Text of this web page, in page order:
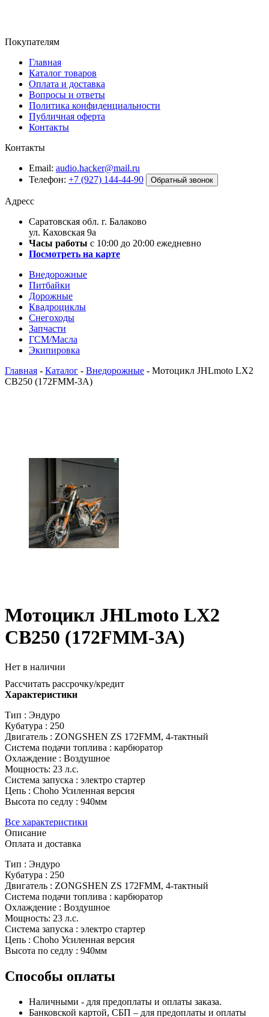
Покупателям
Главная
Каталог товаров
Оплата и доставка
Вопросы и ответы
Политика конфиденциальности
Публичная оферта
Контакты
Контакты
Email: audio.hacker@mail.ru
Телефон: +7 (927) 144-44-90 Обратный звонок
Адресс
Саратовская обл. г. Балаково
ул. Каховская 9а
Часы работы с 10:00 до 20:00 ежедневно
Посмотреть на карте
Внедорожные
Питбайки
Дорожные
Квадроциклы
Снегоходы
Запчасти
ГСМ/Масла
Экипировка
Главная - Каталог - Внедорожные - Мотоцикл JHLmoto LX2
CB250 (172FMM-3A)
Мотоцикл JHLmoto LX2
CB250 (172FMM-3A)
Нет в наличии
Рассчитать рассрочку/кредит
Характеристики
Тип : Эндуро
Кубатура : 250
Двигатель : ZONGSHEN ZS 172FMM, 4-тактный
Система подачи топлива : карбюратор
Охлаждение : Воздушное
Мощность: 23 л.с.
Система запуска : электро стартер
Цепь : Choho Усиленная версия
Высота по седлу : 940мм
Все характеристики
Описание
Оплата и доставка
Тип : Эндуро
Кубатура : 250
Двигатель : ZONGSHEN ZS 172FMM, 4-тактный
Система подачи топлива : карбюратор
Охлаждение : Воздушное
Мощность: 23 л.с.
Система запуска : электро стартер
Цепь : Choho Усиленная версия
Высота по седлу : 940мм
Способы оплаты
Наличными - для предоплаты и оплаты заказа.
Банковской картой, СБП – для предоплаты и оплаты